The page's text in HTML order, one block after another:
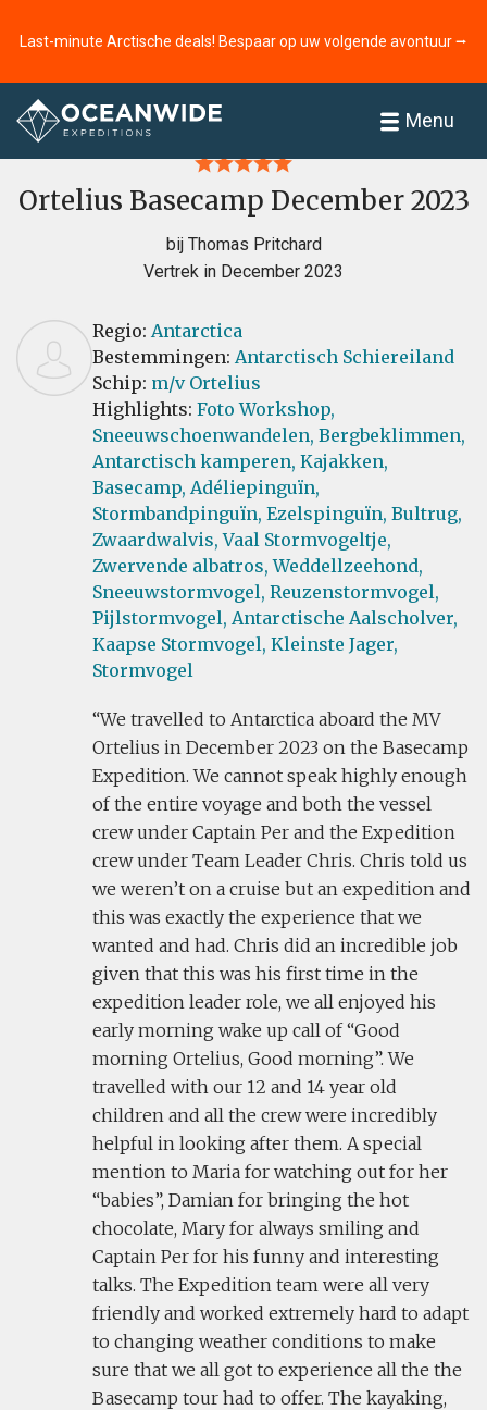
Last-minute Arctische deals! Bespaar op uw volgende avontuur ⭢
Menu
Home
Ortelius Basecamp December 2023
bij Thomas Pritchard
Vertrek in December 2023
Regio: Antarctica
Bestemmingen: Antarctisch Schiereiland
Schip: m/v Ortelius
Highlights: Foto Workshop,
Sneeuwschoenwandelen, Bergbeklimmen,
Antarctisch kamperen, Kajakken,
Basecamp, Adéliepinguïn,
Stormbandpinguïn, Ezelspinguïn, Bultrug,
Zwaardwalvis, Vaal Stormvogeltje,
Zwervende albatros, Weddellzeehond,
Sneeuwstormvogel, Reuzenstormvogel,
Pijlstormvogel, Antarctische Aalscholver,
Kaapse Stormvogel, Kleinste Jager,
Stormvogel
We travelled to Antarctica aboard the MV
Ortelius in December 2023 on the Basecamp
Expedition. We cannot speak highly enough
of the entire voyage and both the vessel
crew under Captain Per and the Expedition
crew under Team Leader Chris. Chris told us
we weren’t on a cruise but an expedition and
this was exactly the experience that we
wanted and had. Chris did an incredible job
given that this was his first time in the
expedition leader role, we all enjoyed his
early morning wake up call of “Good
morning Ortelius, Good morning”. We
travelled with our 12 and 14 year old
children and all the crew were incredibly
helpful in looking after them. A special
mention to Maria for watching out for her
“babies”, Damian for bringing the hot
chocolate, Mary for always smiling and
Captain Per for his funny and interesting
talks. The Expedition team were all very
friendly and worked extremely hard to adapt
to changing weather conditions to make
sure that we all got to experience all the the
Basecamp tour had to offer. The kayaking,